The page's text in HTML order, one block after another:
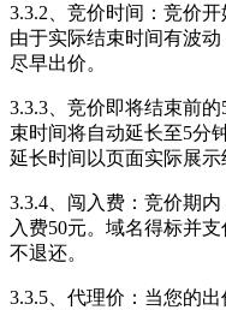
3.3.2、竞价时间：竞价
由于实际结束时间有波
尽早出价。
3.3.3、竞价即将结束前
束时间将自动延长至5分
延长时间以页面实际展示
3.3.4、闯入费：竞价期
入费50元。域名得标并
不退还。
3.3.5、代理价：当您的